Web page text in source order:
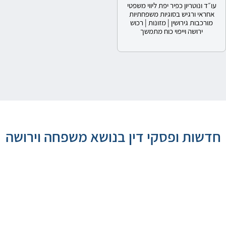
עו״ד ונוטריון כפיר יפת ליווי משפטי
אחראי ורגיש בסוגיות משפחתיות
מורכבות גירושין | מזונות | רכוש
ירושה וייפוי כוח מתמשך
חדשות ופסקי דין בנושא משפחה וירושה